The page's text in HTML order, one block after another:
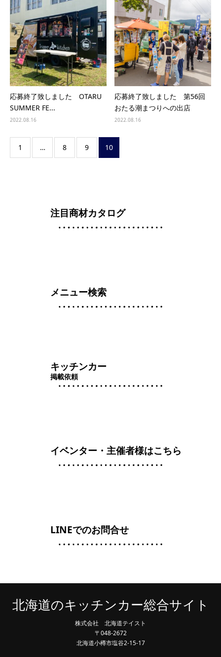
応募終了致しました OTARU
SUMMER FE...
2022.08.16
応募終了致しました 第56回
おたる潮まつりへの出店
2022.08.16
1 … 8 9 10
注目商材カタログ
メニュー検索
キッチンカー
掲載依頼
イベンター・主催者様はこちら
LINEでのお問合せ
北海道のキッチンカー総合サイト
株式会社 北海道テイスト
〒048-2672
北海道小樽市塩谷2-15-17